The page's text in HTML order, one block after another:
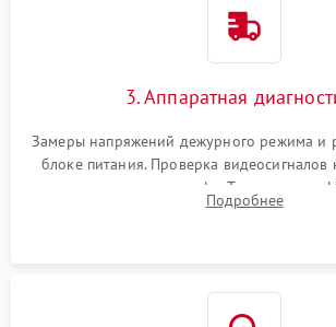
3. Аппаратная
Замеры напряжений дежурного режима и
блоке питания. Проверка видеосигналов
помощью осциллографа. Тестирование
светодиодных планок подсветки
Подробнее